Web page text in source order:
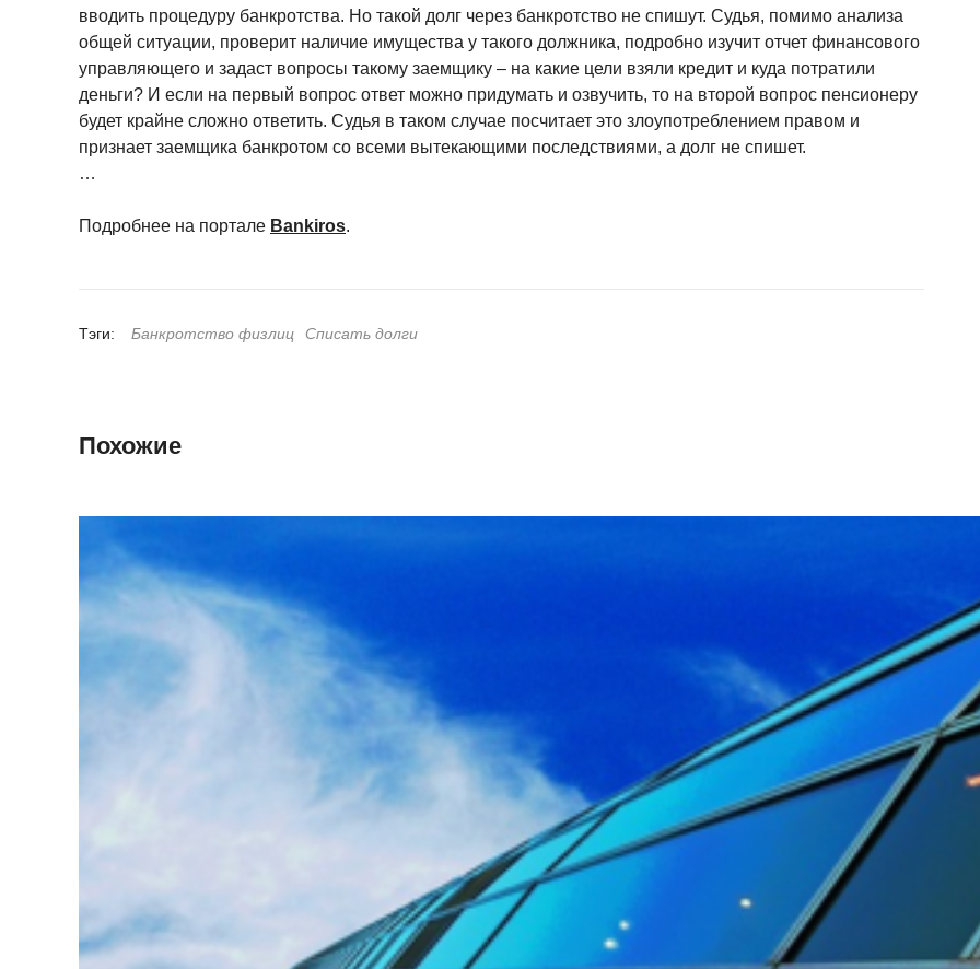
вводить процедуру банкротства. Но такой долг через банкротство не спишут. Судья, помимо анализа
общей ситуации, проверит наличие имущества у такого должника, подробно изучит отчет финансового
управляющего и задаст вопросы такому заемщику – на какие цели взяли кредит и куда потратили
деньги? И если на первый вопрос ответ можно придумать и озвучить, то на второй вопрос пенсионеру
будет крайне сложно ответить. Судья в таком случае посчитает это злоупотреблением правом и
признает заемщика банкротом со всеми вытекающими последствиями, а долг не спишет.
…
Подробнее на портале Bankiros.
Тэги: Банкротство физлиц Списать долги
Похожие